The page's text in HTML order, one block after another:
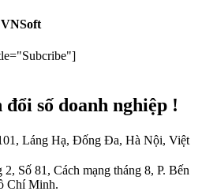
số doanh nghiệp !
Láng Hạ, Đống Đa, Hà Nội, Việt
Số 81, Cách mạng tháng 8, P. Bến
Chí Minh.